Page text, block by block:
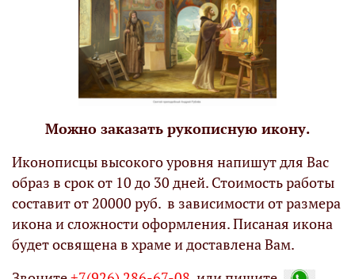
Можно заказать рукописную икону.
Иконописцы высокого уровня напишут для Вас
образ в срок от 10 до 30 дней. Стоимость работы
составит от 20000 руб. в зависимости от размера
икона и сложности оформления. Писаная икона
будет освящена в храме и доставлена Вам.